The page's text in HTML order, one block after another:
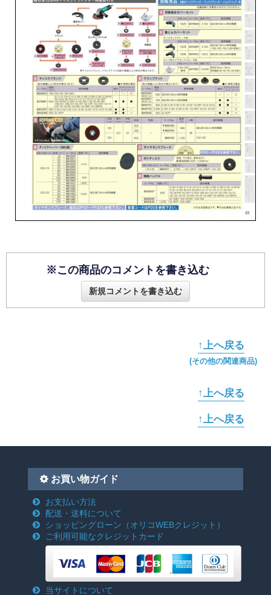
※この商品のコメントを書き込む
新規コメントを書き込む
↑上へ戻る
(その他の関連商品)
↑上へ戻る
↑上へ戻る
お買い物ガイド
お支払い方法
配送・送料について
ショッピングローン （オリコWEBクレジット）
ご利用可能なクレジットカード
当サイトについて